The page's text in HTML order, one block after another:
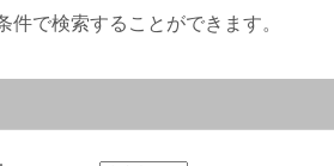
件で検索することができます。